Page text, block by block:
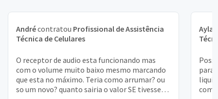
Andrécontratou Profissional de Assistência
Técnica de Celulares
O receptor de audio esta funcionando mas
com o volume muito baixo mesmo marcando
que esta no máximo. Teria como arrumar? ou
so um novo? quanto sairia o valor SE tivesse
Ayla
para